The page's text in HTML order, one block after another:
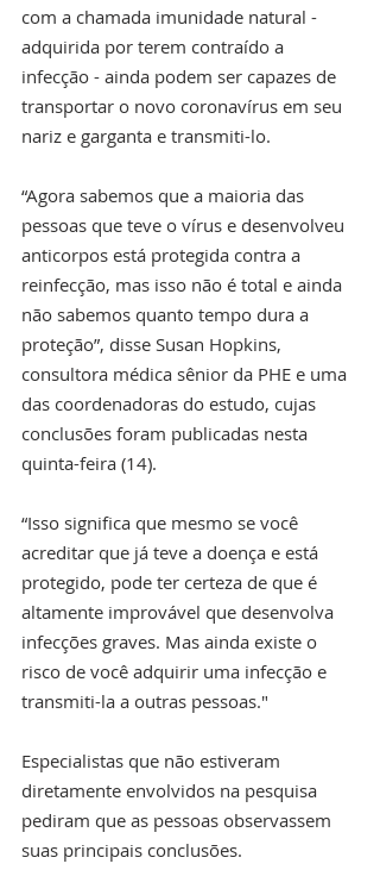
com a chamada imunidade natural -
adquirida por terem contraído a
infecção - ainda podem ser capazes de
transportar o novo coronavírus em seu
nariz e garganta e transmiti-lo.
“Agora sabemos que a maioria das
pessoas que teve o vírus e desenvolveu
anticorpos está protegida contra a
reinfecção, mas isso não é total e ainda
não sabemos quanto tempo dura a
proteção”, disse Susan Hopkins,
consultora médica sênior da PHE e uma
das coordenadoras do estudo, cujas
conclusões foram publicadas nesta
quinta-feira (14).
“Isso significa que mesmo se você
acreditar que já teve a doença e está
protegido, pode ter certeza de que é
altamente improvável que desenvolva
infecções graves. Mas ainda existe o
risco de você adquirir uma infecção e
transmiti-la a outras pessoas."
Especialistas que não estiveram
diretamente envolvidos na pesquisa
pediram que as pessoas observassem
suas principais conclusões.